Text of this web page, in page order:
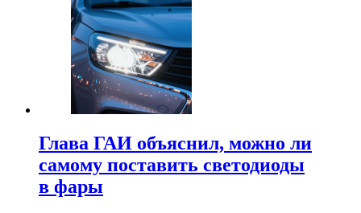
Глава ГАИ объяснил, можно ли
самому поставить светодиоды
в фары